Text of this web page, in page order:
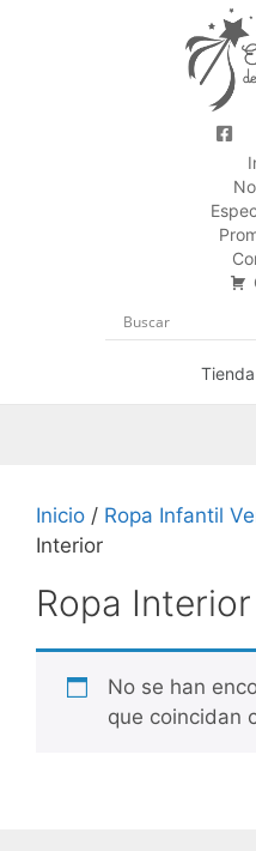
Inicio / Ropa Infantil
Interior
Ropa Interior
No se han
que coincidan